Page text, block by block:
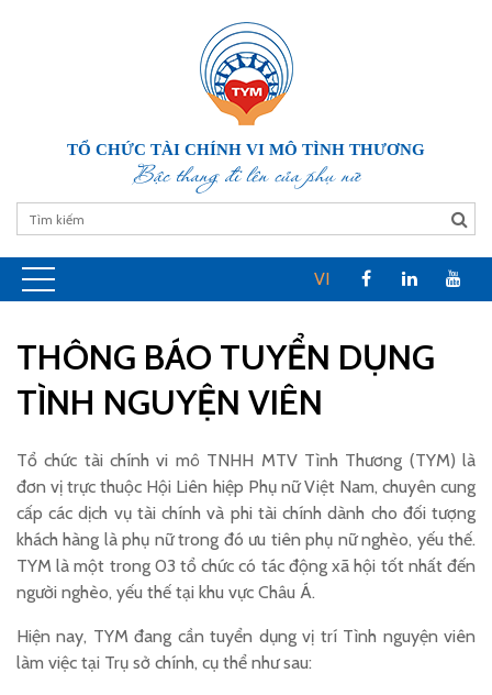
TỔ CHỨC TÀI CHÍNH VI MÔ TÌNH THƯƠNG
Bậc thang đi lên của phụ nữ
VI
THÔNG BÁO TUYỂN DỤNG
TÌNH NGUYỆN VIÊN
Tổ chức tài chính vi mô TNHH MTV Tình Thương (TYM) là
đơn vị trực thuộc Hội Liên hiệp Phụ nữ Việt Nam, chuyên cung
cấp các dịch vụ tài chính và phi tài chính dành cho đối tượng
khách hàng là phụ nữ trong đó ưu tiên phụ nữ nghèo, yếu thế.
TYM là một trong 03 tổ chức có tác động xã hội tốt nhất đến
người nghèo, yếu thế tại khu vực Châu Á.
Hiện nay, TYM đang cần tuyển dụng vị trí Tình nguyện viên
làm việc tại Trụ sở chính, cụ thể như sau: